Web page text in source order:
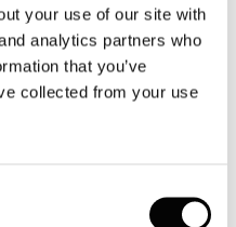
your use of our site with
analytics partners who
that you’ve
collected from your use